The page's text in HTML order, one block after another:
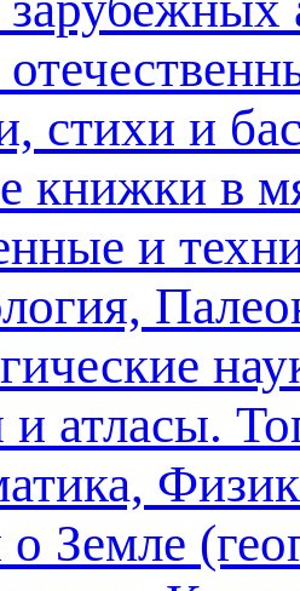
стихи и
книжки в
и
атласы.
Земле